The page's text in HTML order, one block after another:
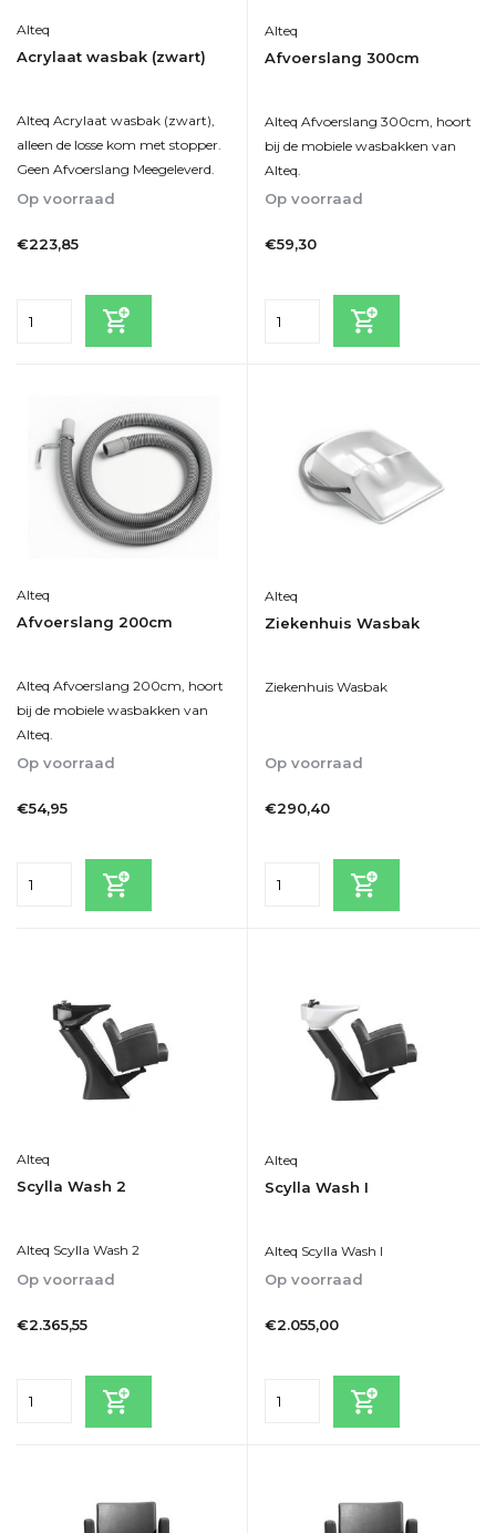
Alteq
Acrylaat wasbak (zwart)
Alteq Acrylaat wasbak (zwart),
alleen de losse kom met stopper.
Geen Afvoerslang Meegeleverd.
Op voorraad
€223,85
Alteq
Afvoerslang 300cm
Alteq Afvoerslang 300cm, hoort
bij de mobiele wasbakken van
Alteq.
Op voorraad
€59,30
Alteq
Afvoerslang 200cm
Alteq Afvoerslang 200cm, hoort
bij de mobiele wasbakken van
Alteq.
Op voorraad
€54,95
Alteq
Ziekenhuis Wasbak
Ziekenhuis Wasbak
Op voorraad
€290,40
Alteq
Scylla Wash 2
Alteq Scylla Wash 2
Op voorraad
€2.365,55
Alteq
Scylla Wash I
Alteq Scylla Wash I
Op voorraad
€2.055,00